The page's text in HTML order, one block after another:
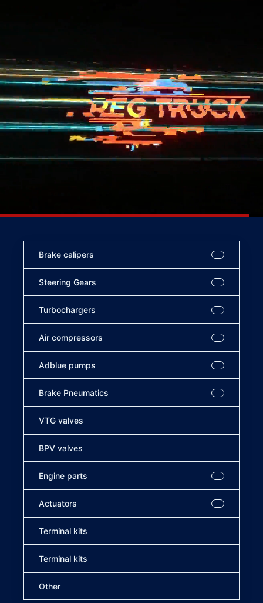
Brake calipers
Steering Gears
Turbochargers
Air compressors
Adblue pumps
Brake Pneumatics
VTG valves
BPV valves
Engine parts
Actuators
Terminal kits
Terminal kits
Other